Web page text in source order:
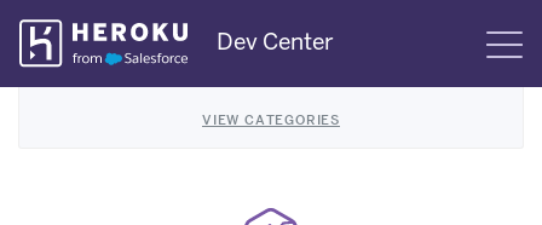
Skip
Navigation
Dev Center
VIEW CATEGORIES